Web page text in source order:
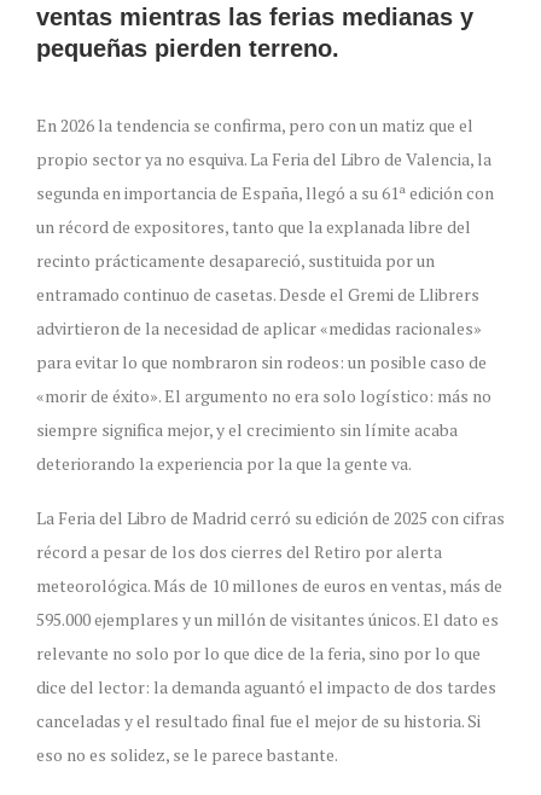
ventas mientras las ferias medianas y
pequeñas pierden terreno.
En 2026 la tendencia se confirma, pero con un matiz que el
propio sector ya no esquiva. La Feria del Libro de Valencia, la
segunda en importancia de España, llegó a su 61ª edición con
un récord de expositores, tanto que la explanada libre del
recinto prácticamente desapareció, sustituida por un
entramado continuo de casetas. Desde el Gremi de Llibrers
advirtieron de la necesidad de aplicar «medidas racionales»
para evitar lo que nombraron sin rodeos: un posible caso de
«morir de éxito». El argumento no era solo logístico: más no
siempre significa mejor, y el crecimiento sin límite acaba
deteriorando la experiencia por la que la gente va.
La Feria del Libro de Madrid cerró su edición de 2025 con cifras
récord a pesar de los dos cierres del Retiro por alerta
meteorológica. Más de 10 millones de euros en ventas, más de
595.000 ejemplares y un millón de visitantes únicos. El dato es
relevante no solo por lo que dice de la feria, sino por lo que
dice del lector: la demanda aguantó el impacto de dos tardes
canceladas y el resultado final fue el mejor de su historia. Si
eso no es solidez, se le parece bastante.